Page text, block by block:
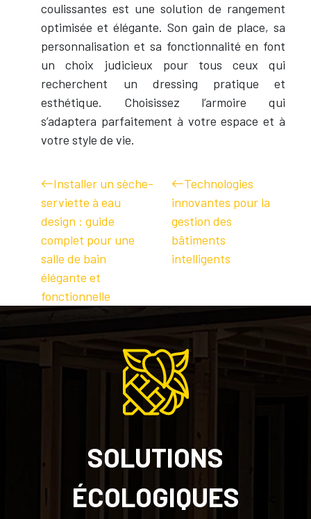
coulissantes est une solution de rangement
optimisée et élégante. Son gain de place, sa
personnalisation et sa fonctionnalité en font
un choix judicieux pour tous ceux qui
recherchent un dressing pratique et
esthétique. Choisissez l’armoire qui
s’adaptera parfaitement à votre espace et à
votre style de vie.
Installer un sèche-
serviette à eau
design : guide
complet pour une
salle de bain
élégante et
fonctionnelle
Technologies
innovantes pour la
gestion des
bâtiments
intelligents
SOLUTIONS
ÉCOLOGIQUES